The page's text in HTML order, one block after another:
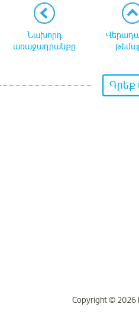
Նախորդ
առաջադրանքը
Գրեք
Copyright ©